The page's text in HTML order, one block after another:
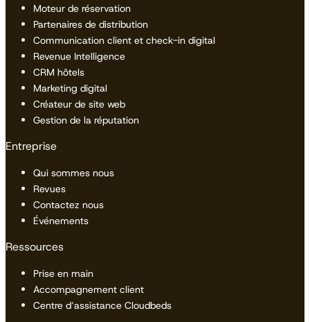
Moteur de réservation
Partenaires de distribution
Communication client et check-in digital
Revenue Intelligence
CRM hôtels
Marketing digital
Créateur de site web
Gestion de la réputation
Entreprise
Qui sommes nous
Revues
Contactez nous
Événements
Ressources
Prise en main
Accompagnement client
Centre d’assistance Cloudbeds